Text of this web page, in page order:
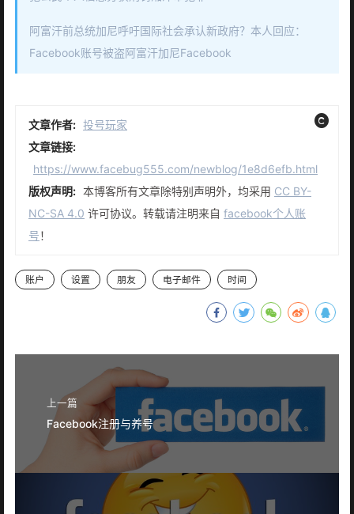
阿富汗前总统加尼呼吁国际社会承认新政府？本人回应：
Facebook账号被盗阿富汗加尼Facebook
文章作者: 投号玩家
文章链接:
https://www.facebug555.com/newblog/1e8d6efb.html
版权声明: 本博客所有文章除特别声明外，均采用 CC BY-
NC-SA 4.0 许可协议。转载请注明来自 facebook个人账
号！
账户 设置 朋友 电子邮件 时间
上一篇
Facebook注册与养号